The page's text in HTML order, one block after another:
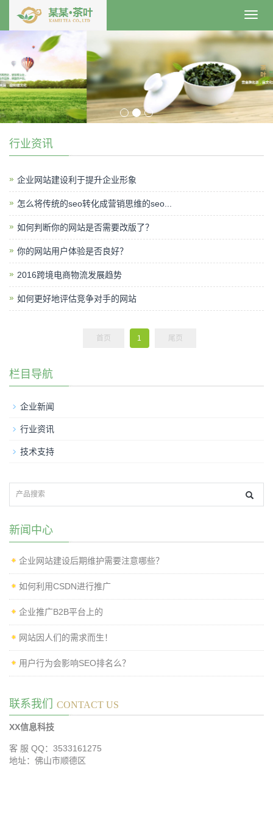
行业资讯
企业网站建设利于提升企业形象
怎么将传统的seo转化成营销思维的seo...
如何判断你的网站是否需要改版了？
你的网站用户体验是否良好？
2016跨境电商物流发展趋势
如何更好地评估竞争对手的网站
首页 1 尾页
栏目导航
企业新闻
行业资讯
技术支持
新闻中心
企业网站建设后期维护需要注意哪些？
如何利用CSDN进行推广
企业推广B2B平台上的
网站因人们的需求而生！
用户行为会影响SEO排名么？
联系我们 CONTACT US
XX信息科技
客 服 QQ：3533161275
地址：佛山市顺德区